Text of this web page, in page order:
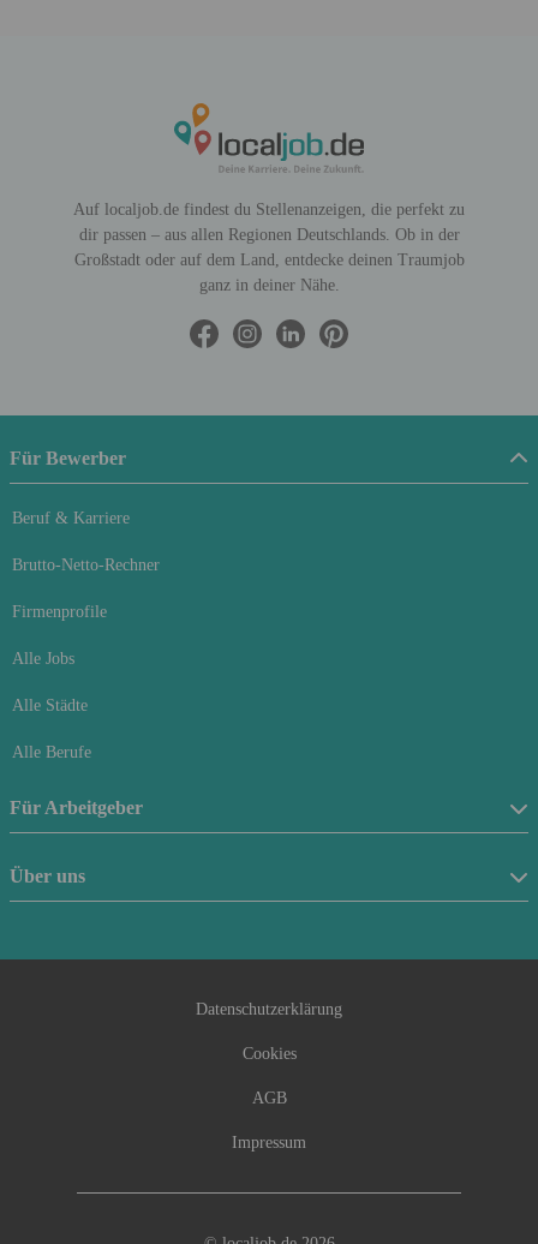
Auf localjob.de findest du Stellenanzeigen, die perfekt zu
dir passen – aus allen Regionen Deutschlands. Ob in der
Großstadt oder auf dem Land, entdecke deinen Traumjob
ganz in deiner Nähe.
Für Bewerber
Beruf & Karriere
Brutto-Netto-Rechner
Firmenprofile
Alle Jobs
Alle Städte
Alle Berufe
Für Arbeitgeber
Stellenanzeige schalten
Beraterfinder
Über uns
Datenschutzerklärung
Cookies
AGB
Impressum